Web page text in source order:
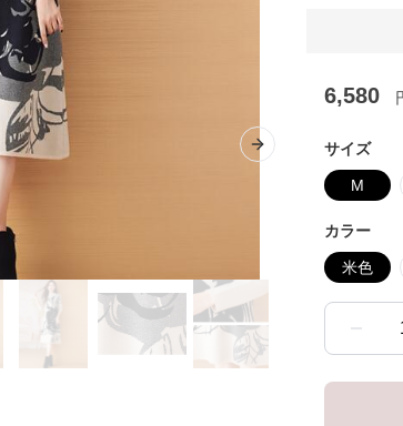
Next slide
6,580
サイズ
M
カラー
米色